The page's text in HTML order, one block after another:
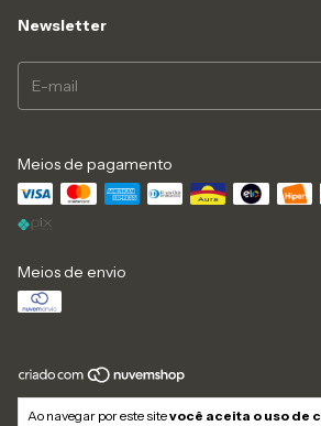
Ao navegar por este sitevocê aceita o uso de
Newsletter
Meios de pagamento
Meios de envio
Copyright Italeoni Calçados - 87207338000105 -
reservados.